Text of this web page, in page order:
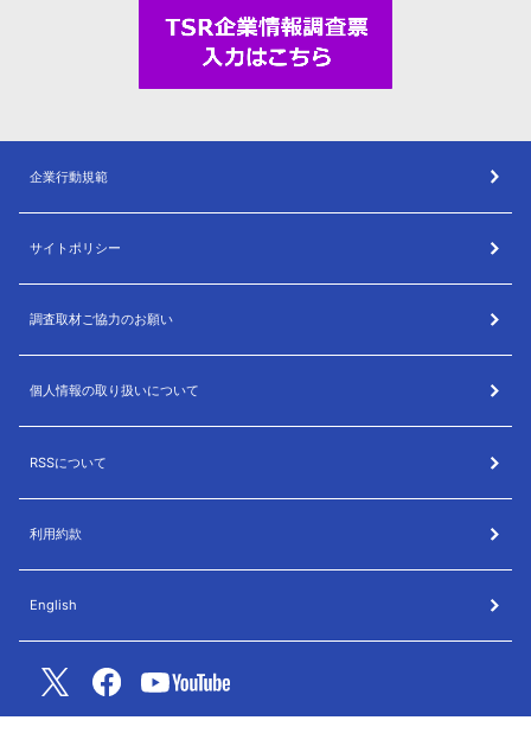
企業行動規範
サイトポリシー
調査取材ご協力のお願い
個人情報の取り扱いについて
RSSについて
利用約款
English